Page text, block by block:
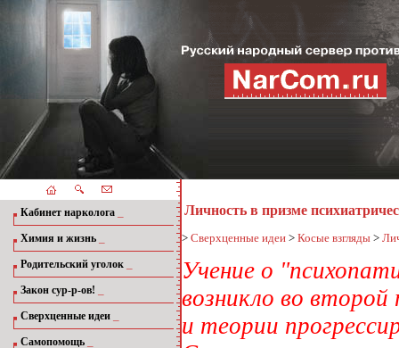
Кабинет нарколога
Химия и жизнь
Родительский уголок
Закон сур-р-ов!
Сверхценные идеи
Самопомощь
Личность в призме
> Сверхценные идеи > Косые взгляды >
Учение о
возникло во второй
и теории